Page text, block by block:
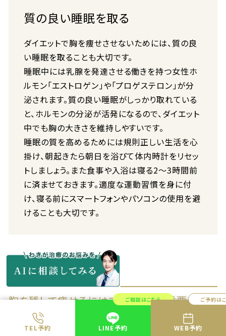
TEL予約
ご相談はこちら
LINE予約
ご予約は
WEB予約
質の良い睡眠を取る
ダイエットで胸を痩せさせないためには、質の良
い睡眠を取ることも大切です。
睡眠中には乳腺を発達させる働きを持つ女性ホ
ルモン「エストロゲン」や「プロゲステロン」が分
泌されます。質の良い睡眠がしっかり取れている
と、ホルモンの分泌が活発になるので、ダイエット
中でも胸の大きさを維持しやすいです。
睡眠の質を高めるためには規則正しい生活を心
掛け、朝起きたら朝日を浴びて体内時計をリセッ
トしましょう。また食事や入浴は寝る2〜3時間前
に済ませておきます。適度な運動習慣を身に付
け、寝る前にスマートフォンやパソコンの使用を避
けることも大切です。
胸を残して痩せるにはブラジャーも重要！